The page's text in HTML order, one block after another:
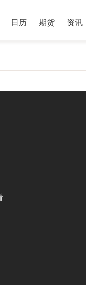
日历 期货 资讯